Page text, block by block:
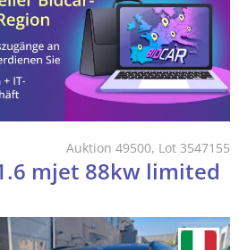
Auktion 49500, Lot 3547155
mjet 88kw limited